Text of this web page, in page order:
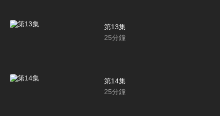
第13集
25分鐘
第14集
25分鐘